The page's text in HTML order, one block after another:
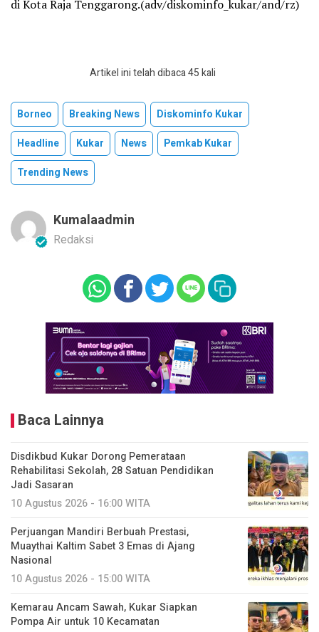
di Kota Raja Tenggarong.(adv/diskominfo_kukar/and/rz)
Artikel ini telah dibaca 45 kali
Borneo Breaking News
Diskominfo Kukar
Headline
Kukar News
Pemkab Kukar
Trending News
Kumalaadmin
Redaksi
Baca Lainnya
Disdikbud Kukar Dorong Pemerataan
Rehabilitasi Sekolah, 28 Satuan Pendidikan
Jadi Sasaran
10 Agustus 2026 - 16:00 WITA
Perjuangan Mandiri Berbuah Prestasi,
Muaythai Kaltim Sabet 3 Emas di Ajang
Nasional
10 Agustus 2026 - 15:00 WITA
Kemarau Ancam Sawah, Kukar Siapkan
Pompa Air untuk 10 Kecamatan